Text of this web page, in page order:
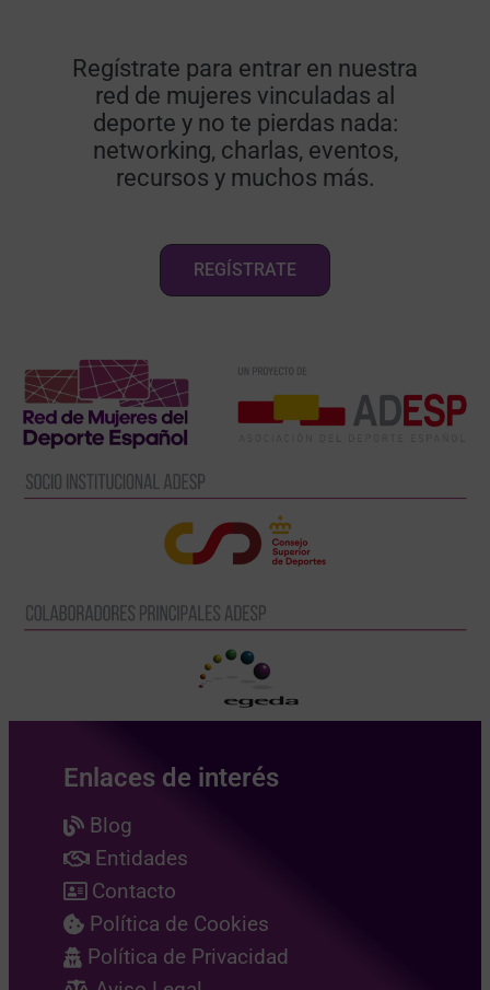
Regístrate para entrar en nuestra
red de mujeres vinculadas al
deporte y no te pierdas nada:
networking, charlas, eventos,
recursos y muchos más.
REGÍSTRATE
Enlaces de interés
Blog
Entidades
Contacto
Política de Cookies
Política de Privacidad